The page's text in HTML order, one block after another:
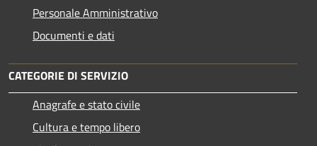
Personale Amministrativo
Documenti e dati
CATEGORIE DI SERVIZIO
Anagrafe e stato civile
Cultura e tempo libero